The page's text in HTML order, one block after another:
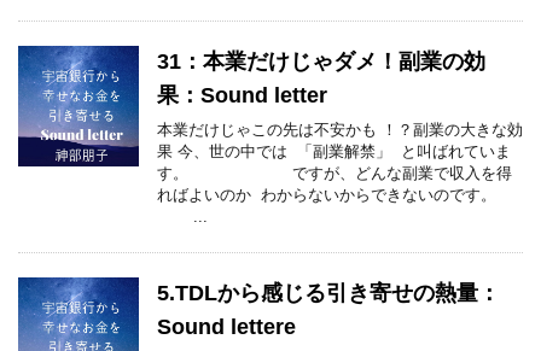
31：本業だけじゃダメ！副業の効
果：Sound letter
本業だけじゃこの先は不安かも ！？副業の大きな効
果 今、世の中では 「副業解禁」 と叫ばれていま
す。 ですが、どんな副業で収入を得
ればよいのか わからないからできないのです。
...
5.TDLから感じる引き寄せの熱量：
Sound lettere